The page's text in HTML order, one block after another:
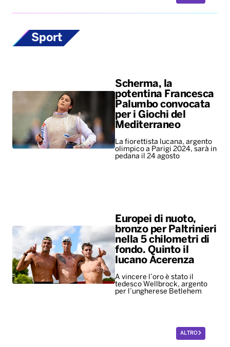
Sport
Scherma, la
potentina Francesca
Palumbo convocata
per i Giochi del
Mediterraneo
La fiorettista lucana, argento
olimpico a Parigi 2024, sarà in
pedana il 24 agosto
Europei di nuoto,
bronzo per Paltrinieri
nella 5 chilometri di
fondo. Quinto il
lucano Acerenza
A vincere l’oro è stato il
tedesco Wellbrock, argento
per l’ungherese Betlehem
ALTRO